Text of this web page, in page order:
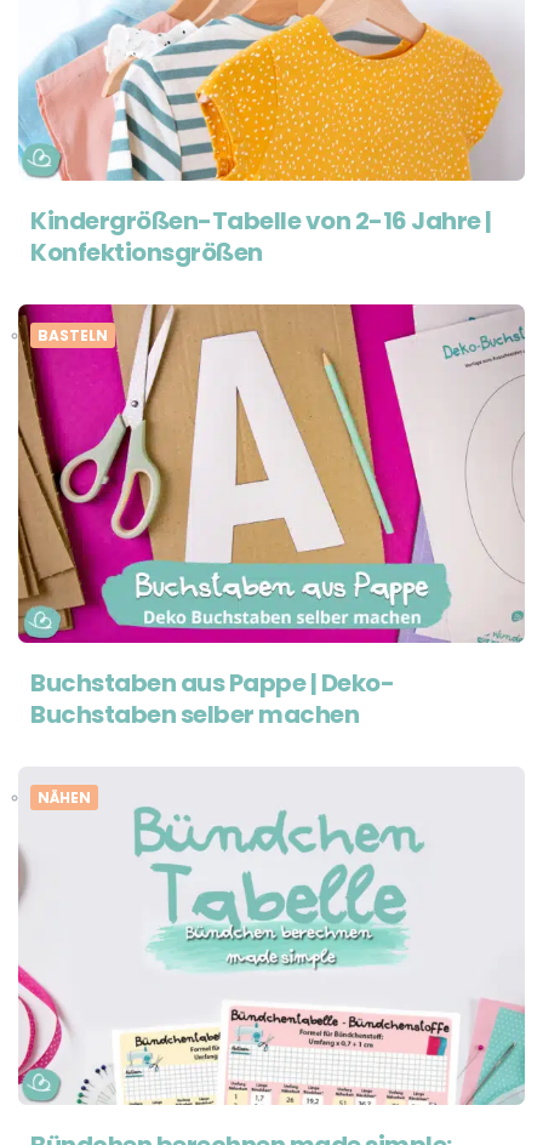
Kindergrößen-Tabelle von 2-16 Jahre |
Konfektionsgrößen
BASTELN
Buchstaben aus Pappe | Deko-
Buchstaben selber machen
NÄHEN